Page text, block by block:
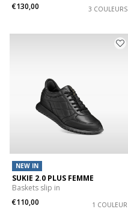
€130,00
3 COULEURS
NEW IN
SUKIE 2.0 PLUS FEMME
Baskets slip in
€110,00
1 COULEUR